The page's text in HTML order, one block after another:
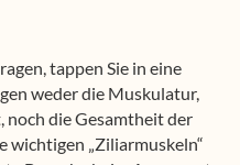
tappen Sie in eine
weder die Muskulatur,
noch die Gesamtheit der
wichtigen „Ziliarmuskeln“